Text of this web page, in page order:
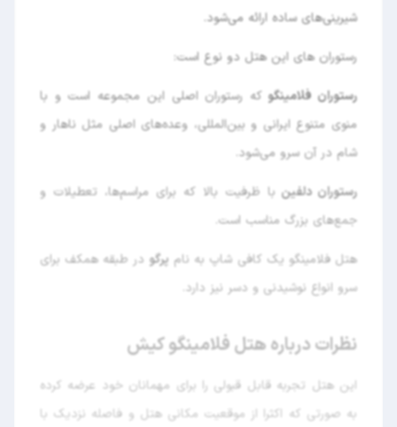
شیرینی‌های ساده ارائه می‌شود.
رستوران های این هتل دو نوع است:
رستوران فلامینگو که رستوران اصلی این مجموعه است و با
منوی متنوع ایرانی و بین‌المللی، وعده‌های اصلی مثل ناهار و
شام در آن سرو می‌شود.
رستوران دلفین با ظرفیت بالا که برای مراسم‌ها، تعطیلات و
جمع‌های بزرگ مناسب است.
هتل فلامینگو یک کافی شاپ به نام پرگو در طبقه همکف برای
سرو انواع نوشیدنی و دسر نیز دارد.
نظرات درباره هتل فلامینگو کیش
این هتل تجربه قابل قبولی را برای مهمانان خود عرضه کرده
به صورتی که اکثرا از موقعیت مکانی هتل و فاصله نزدیک با